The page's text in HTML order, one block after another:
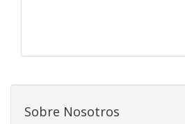
Sobre Nosotros